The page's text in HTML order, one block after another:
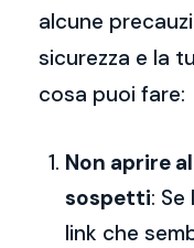
alcune
sicurezza e la
cosa puoi fare:
Non aprire
sospetti:
link che